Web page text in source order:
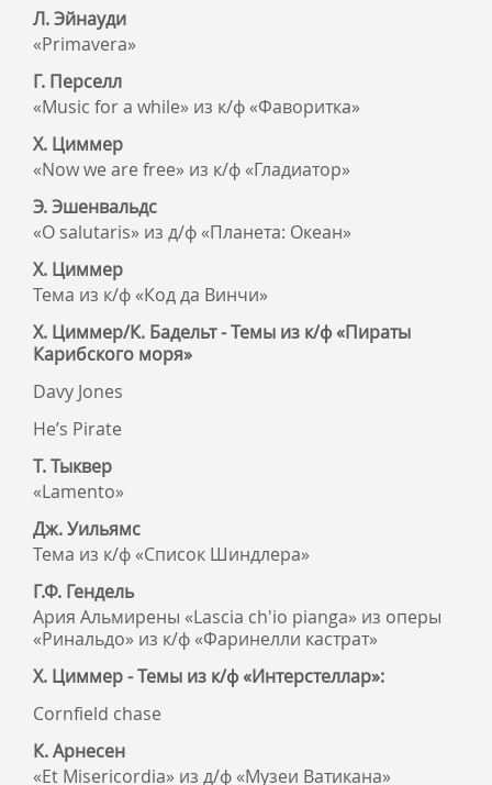
Л. Эйнауди
«Primavera»
Г. Перселл
«Music for a while» из к/ф «Фаворитка»
Х. Циммер
«Now we are free» из к/ф «Гладиатор»
Э. Эшенвальдс
«O salutaris» из д/ф «Планета: Океан»
Х. Циммер
Тема из к/ф «Код да Винчи»
Х. Циммер/К. Бадельт - Темы из к/ф «Пираты
Карибского моря»
Davy Jones
He’s Pirate
Т. Тыквер
«Lamento»
Дж. Уильямс
Тема из к/ф «Список Шиндлера»
Г.Ф. Гендель
Ария Альмирены «Lascia ch'io pianga» из оперы
«Ринальдо» из к/ф «Фаринелли кастрат»
Х. Циммер - Темы из к/ф «Интерстеллар»:
Cornfield chase
К. Арнесен
«Et Misericordia» из д/ф «Музеи Ватикана»